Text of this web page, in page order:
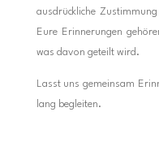
ausdrückliche
Eure Erinnerungen
was davon geteilt wird.
Lasst uns gemeinsam
lang begleiten.